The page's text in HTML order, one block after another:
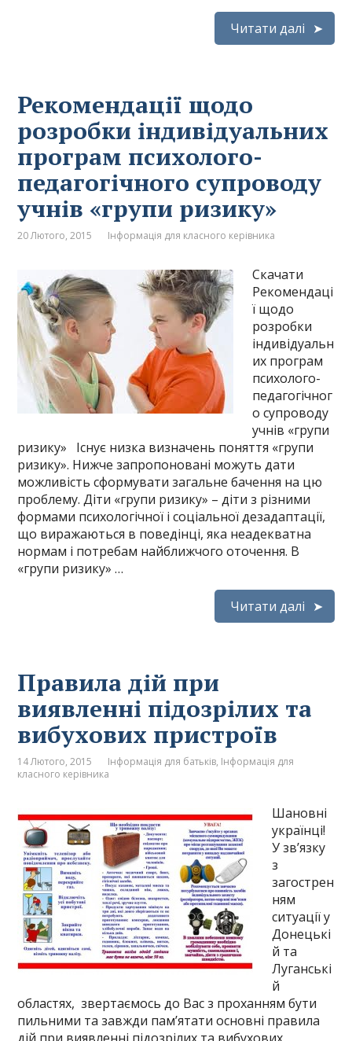
Читати далі
Рекомендації щодо
розробки індивідуальних
програм психолого-
педагогічного супроводу
учнів «групи ризику»
20 Лютого, 2015 Інформація для класного керівника
Скачати
Рекомендаці
ї щодо
розробки
індивідуальн
их програм
психолого-
педагогічног
о супроводу
учнів «групи
ризику» Існує низка визначень поняття «групи
ризику». Нижче запропоновані можуть дати
можливість сформувати загальне бачення на цю
проблему. Діти «групи ризику» – діти з різними
формами психологічної і соціальної дезадаптації,
що виражаються в поведінці, яка неадекватна
нормам і потребам найближчого оточення. В
«групи ризику» …
Читати далі
Правила дій при
виявленні підозрілих та
вибухових пристроїв
14 Лютого, 2015 Інформація для батьків, Інформація для
класного керівника
Шановні
українці!
У зв’язку
з
загострен
ням
ситуації у
Донецькі
й та
Луганські
й
областях, звертаємось до Вас з проханням бути
пильними та завжди пам’ятати основні правила